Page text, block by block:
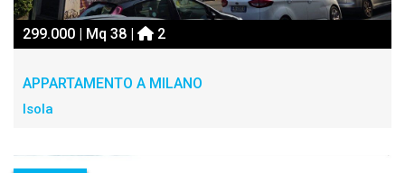
299.000 | Mq 38 | 2
APPARTAMENTO A MILANO
Isola